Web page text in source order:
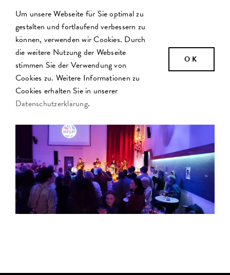
Inhalt
springen
Um unsere Webseite für Sie optimal zu
gestalten und fortlaufend verbessern zu
können, verwenden wir Cookies. Durch
die weitere Nutzung der Webseite
stimmen Sie der Verwendung von
Cookies zu. Weitere Informationen zu
Cookies erhalten Sie in unserer
Datenschutzerklärung.
OK